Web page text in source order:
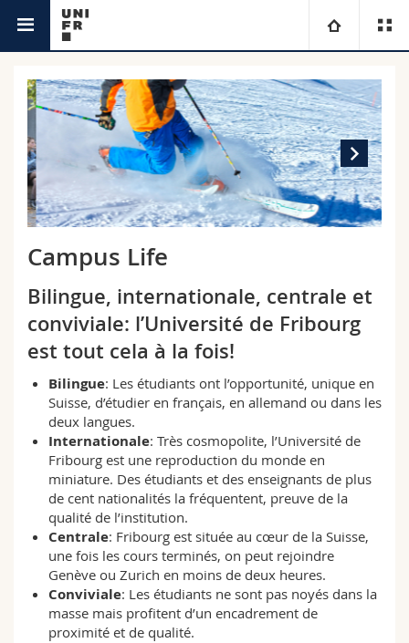
Université
Campus
Recherche
Université
Formation continue
Théologie
Droit
Sciences économiques et sociales et management
Lettres et sciences humaines
Sciences et médecine
Interfacultaire
Vous êtes
Futurs étudiants
Etudiants
Médias
Collaborateurs
Doctorants
Ressources
Annuaire du personnel
Plan d'accès
Webmail
Programme des cours
MyUnifr
Campus Life
Bilingue, internationale, centrale et
conviviale: l’Université de Fribourg
est tout cela à la fois!
Bilingue: Les étudiants ont l’opportunité, unique en
Suisse, d’étudier en français, en allemand ou dans les
deux langues.
Internationale: Très cosmopolite, l’Université de
Fribourg est une reproduction du monde en
miniature. Des étudiants et des enseignants de plus
de cent nationalités la fréquentent, preuve de la
qualité de l’institution.
Centrale: Fribourg est située au cœur de la Suisse,
une fois les cours terminés, on peut rejoindre
Genève ou Zurich en moins de deux heures.
Conviviale: Les étudiants ne sont pas noyés dans la
masse mais profitent d’un encadrement de
proximité et de qualité.